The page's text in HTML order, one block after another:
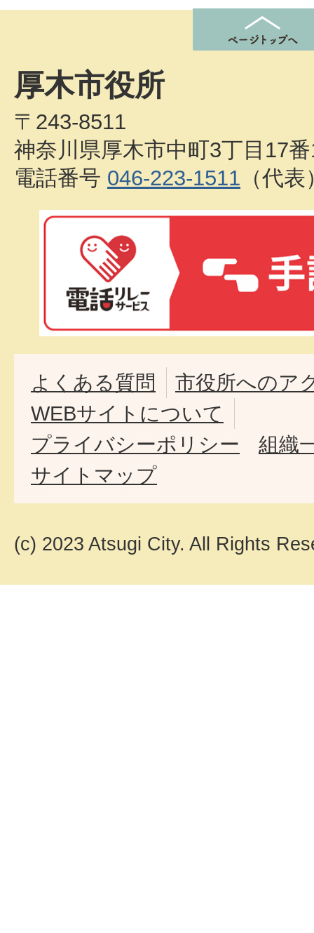
厚木市役所
〒243-8511
神奈川県厚木市中町3丁目17
電話番号 046-223-1511 （代表
よくある質問
市役所へのア
WEBサイトについて
プライバシーポリシー
組織
サイトマップ
(c) 2023 Atsugi City. All Rights